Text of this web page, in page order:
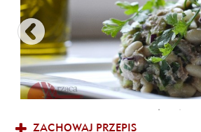
ZACHOWAJ PRZEPIS